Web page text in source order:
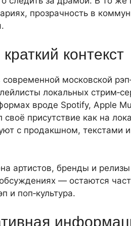
прозрачность в
контекст
московской
локальных
вроде Spotify, Apple
своё присутствие как на
с продакшном, текстами
артистов, бренды и
— остаются
и поп‑культура.